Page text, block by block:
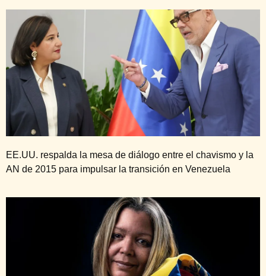
EE.UU. respalda la mesa de diálogo entre el chavismo y la
AN de 2015 para impulsar la transición en Venezuela